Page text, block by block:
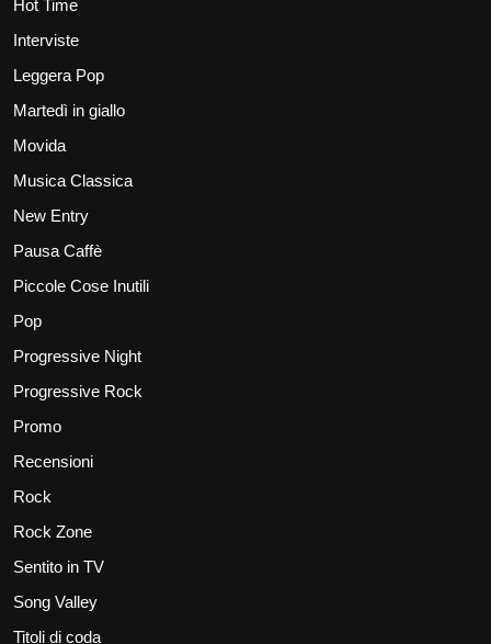
Hot Time
Interviste
Leggera Pop
Martedì in giallo
Movida
Musica Classica
New Entry
Pausa Caffè
Piccole Cose Inutili
Pop
Progressive Night
Progressive Rock
Promo
Recensioni
Rock
Rock Zone
Sentito in TV
Song Valley
Titoli di coda